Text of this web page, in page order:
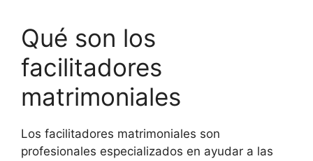
Qué son los
facilitadores
matrimoniales
Los facilitadores matrimoniales son
profesionales especializados en ayudar a las